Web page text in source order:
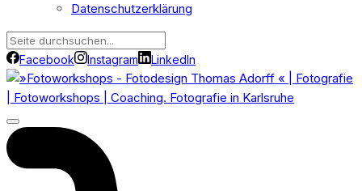
Datenschutzerklärung
Facebook Instagram LinkedIn